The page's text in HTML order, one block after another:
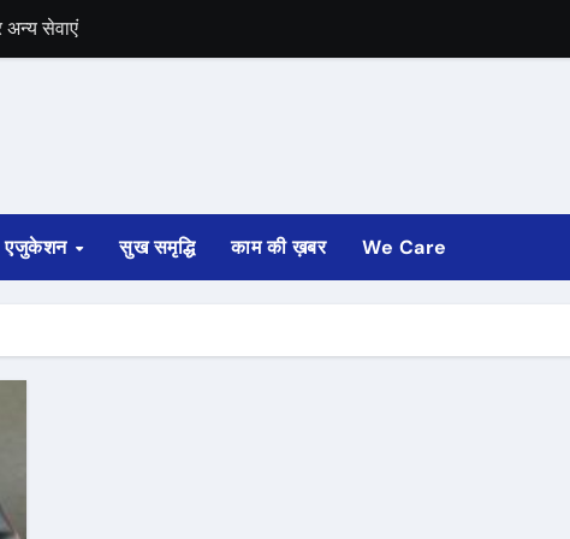
सेवाएं
पटरी से उतरी
एजुकेशन सुख समृद्धि काम की ख़बर We Care